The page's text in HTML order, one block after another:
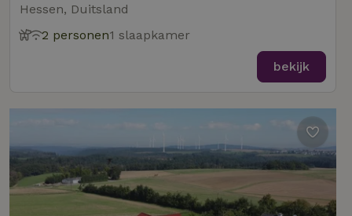
Hessen, Duitsland
2 personen1 slaapkamer
bekijk